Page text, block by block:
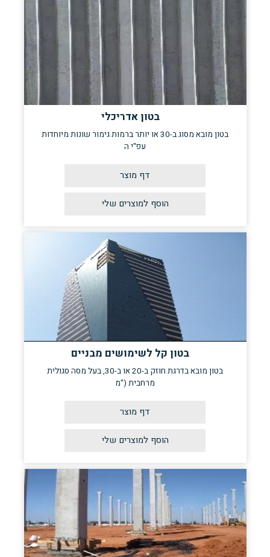
בטון אדריכלי
בטון מובא מסוג ב-30 או יותר ברמות גימור שונות מיוחדות
עפ"י ה
דף מוצר
בטון קל לשימושים מבניים
בטון מובא בדרגת חוזק ב-20 או ב-30, בעל מסה סגולית
מרחבית ("מ
דף מוצר